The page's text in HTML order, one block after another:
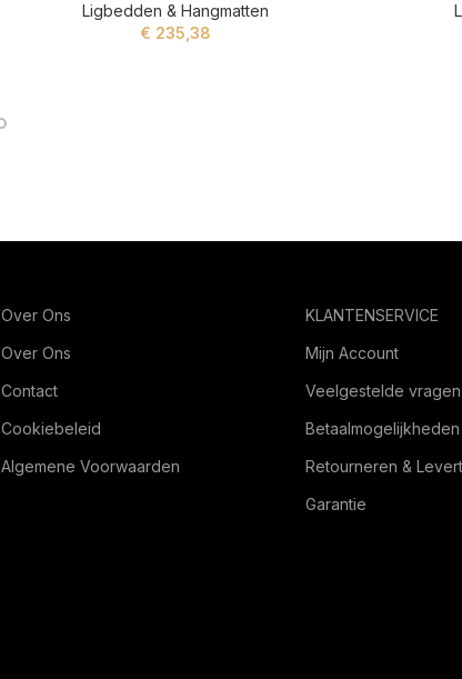
Ligbedden & Hangmatten
€ 235,38
Over Ons
Over Ons
Contact
Cookiebeleid
Algemene Voorwaarden
KLANTENSERVICE
Mijn Account
Veelgestelde vragen
Betaalmogelijkheden
Retourneren &
Garantie